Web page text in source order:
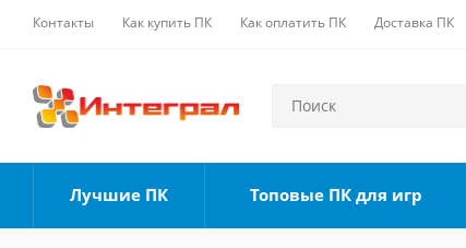
Контакты Как купить ПК Как оплатить ПК Доставка ПК
Лучшие ПК Топовые ПК для игр